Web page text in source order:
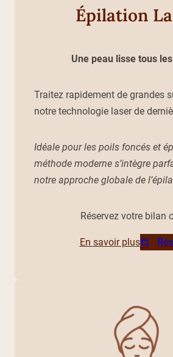
Épilation
Une peau lisse tous
Traitez rapidement de grandes
notre technologie laser de
Idéale pour les poils foncés et
méthode moderne s’intègre
notre approche globale de
Réservez votre bilan
En savoir plus